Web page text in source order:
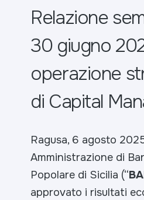
Relazione
30 giugno
operazione
di Capital
Ragusa, 6 agosto
Amministrazione di
Popolare di Sicilia (“
approvato i risultati